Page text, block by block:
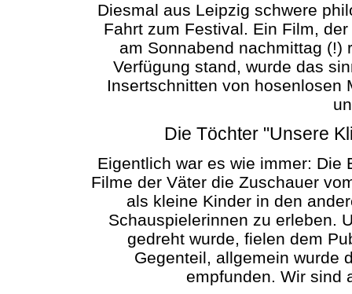
Diesmal aus Leipzig schwere
Fahrt zum Festival. Ein Film,
am Sonnabend nachmittag (!)
Verfügung stand, wurde das
Insertschnitten von hosenlosen
Die Töchter "Unsere
Eigentlich war es wie immer: Die
Filme der Väter die Zuschauer
als kleine Kinder in den
Schauspielerinnen zu erleben.
gedreht wurde, fielen dem
Gegenteil, allgemein wurde
empfunden. Wir sind